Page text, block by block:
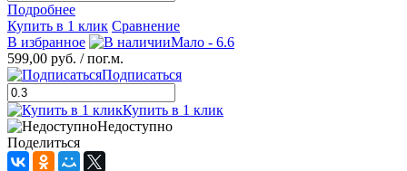
Подробнее
Купить в 1 клик Сравнение
В избранное
Мало - 6.6
599,00 руб. / пог.м.
Подписаться
Купить в 1 клик
Недоступно
Поделиться